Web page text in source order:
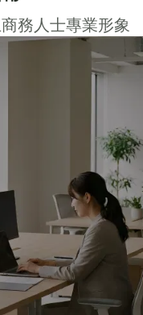
務人士專業形象